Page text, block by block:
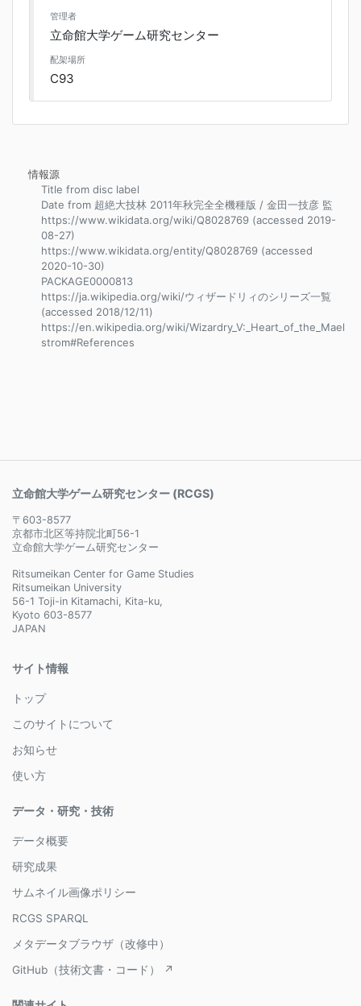
管理者
立命館大学ゲーム研究センター
配架場所
C93
情報源
Title from disc label
Date from 超絶大技林 2011年秋完全全機種版 / 金田一技彦 監
https://www.wikidata.org/wiki/Q8028769 (accessed 2019-
08-27)
https://www.wikidata.org/entity/Q8028769 (accessed
2020-10-30)
PACKAGE0000813
https://ja.wikipedia.org/wiki/ウィザードリィのシリーズ一覧
(accessed 2018/12/11)
https://en.wikipedia.org/wiki/Wizardry_V:_Heart_of_the_Mael
strom#References
立命館大学ゲーム研究センター (RCGS)
〒603-8577
京都市北区等持院北町56-1
立命館大学ゲーム研究センター
Ritsumeikan Center for Game Studies
Ritsumeikan University
56-1 Toji-in Kitamachi, Kita-ku,
Kyoto 603-8577
JAPAN
サイト情報
トップ
このサイトについて
お知らせ
使い方
データ・研究・技術
データ概要
研究成果
サムネイル画像ポリシー
RCGS SPARQL
メタデータブラウザ（改修中）
GitHub（技術文書・コード） ↗